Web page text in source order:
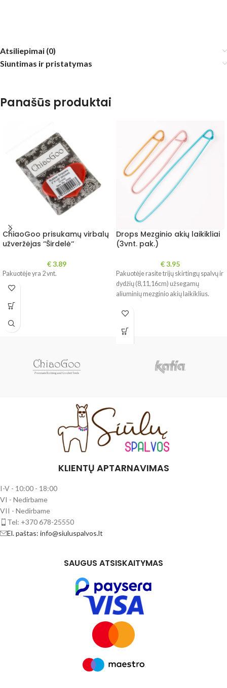
Atsiliepimai (0)
Siuntimas ir pristatymas
Panašūs produktai
ChiaoGoo prisukamų virbalų
užveržėjas ‘‘Širdelė‘‘
€3.89
Pakuotėje yra 2 vnt.
Drops Mezginio akių laikikliai
(3vnt. pak.)
€3.95
Pakuotėje rasite trijų skirtingų spalvų ir
dydžių (8,11,16cm) užsegamų
aliuminių mezginio akių laikiklius.
KLIENTŲ APTARNAVIMAS
I-V - 10:00 - 18:00
VI - Nedirbame
VII - Nedirbame
Tel: +370 678-25550
El. paštas: info@siuluspalvos.lt
SAUGUS ATSISKAITYMAS